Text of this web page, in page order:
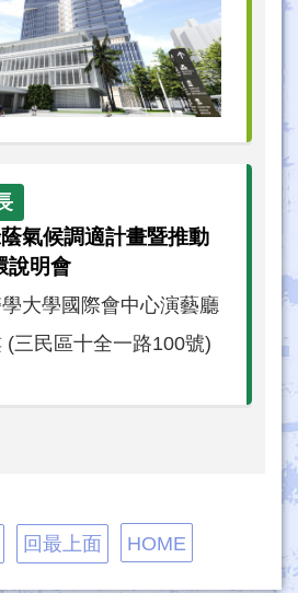
氣候調適計畫暨推動
說明會
大學國際會中心演藝廳
(三民區十全一路100號)
回最上面 HOME